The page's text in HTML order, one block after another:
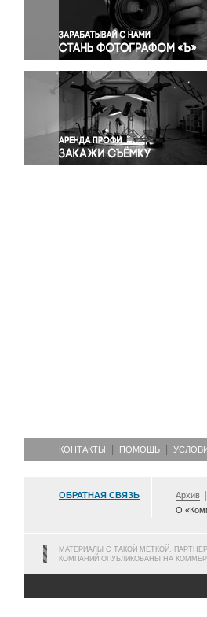
Правосудие
Происшествия и конфликты
Религия
Светская жизнь
Спорт
Экология
Экономика и бизнес
КОНТАКТЫ ПОМОЩЬ
ОБРАТНАЯ СВЯЗЬ Архив
О
МАТЕРИАЛЫ С ТАКОЙ МЕТКОЙ,
КОМПАНИЙ ОПУБЛИКОВАНЫ НА